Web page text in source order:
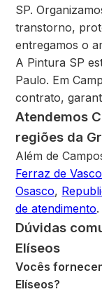
SP.
transtorno,
entregamos o
A Pintura SP
Paulo. Em
contrato,
Atendemos
regiões da
Além de
Ferraz de
Osasco,
de atendimento.
Dúvidas
Elíseos
Vocês
Elíseos?